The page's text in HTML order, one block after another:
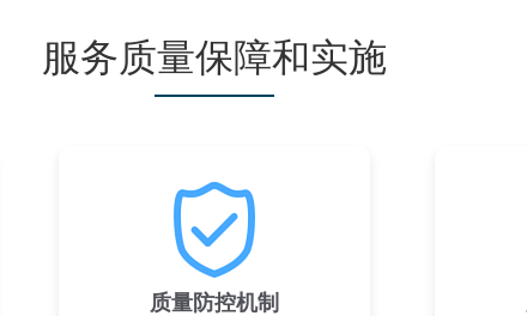
服务质量保障和实施
质量防控机制